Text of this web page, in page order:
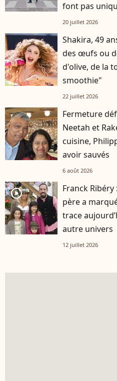
font pas
20 juillet 2026
Shakira, 49
des œufs ou
d'olive, de la
smoothie"
22 juillet 2026
Fermeture
Neetah et
cuisine,
avoir sauvés
6 août 2026
player2
Franck
père a
trace
autre univers
12 juillet 2026